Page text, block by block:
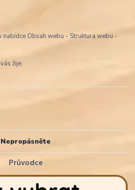
Nepropásněte
Průvodce
nabídce Obsah webu - Struktura webu -
žije.